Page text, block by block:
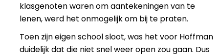
klasgenoten waren om aantekeningen van te
lenen, werd het onmogelijk om bij te praten.
Toen zijn eigen school sloot, was het voor Hoffman
duidelijk dat die niet snel weer open zou gaan. Dus